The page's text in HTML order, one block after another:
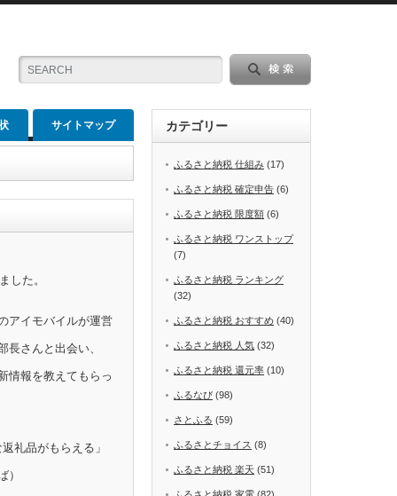
サイトマップ
した。
アイモバイルが運営
長さんと出会い、
情報を教えてもらっ
礼品がもらえる」
）
カテゴリー
ふるさと納税 仕組み (17)
ふるさと納税 確定申告 (6)
ふるさと納税 限度額 (6)
ふるさと納税 ワンストップ
(7)
ふるさと納税 ランキング
(32)
ふるさと納税 おすすめ (40)
ふるさと納税 人気 (32)
ふるさと納税 還元率 (10)
ふるなび (98)
さとふる (59)
ふるさとチョイス (8)
ふるさと納税 楽天 (51)